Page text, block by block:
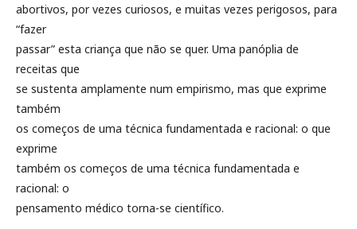
abortivos, por vezes curiosos, e muitas vezes perigosos, para
“fazer
passar” esta criança que não se quer. Uma panóplia de
receitas que
se sustenta amplamente num empirismo, mas que exprime
também
os começos de uma técnica fundamentada e racional: o que
exprime
também os começos de uma técnica fundamentada e
racional: o
pensamento médico torna-se científico.